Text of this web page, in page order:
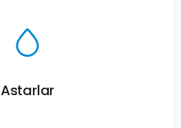
Astarlar